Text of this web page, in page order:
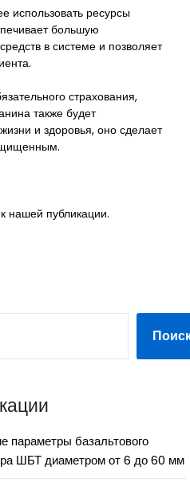
использовать ресурсы
большую
в системе и позволяет
страхования,
также будет
и здоровья, оно сделает
нашей публикации.
параметры базальтового
ШБТ диаметром от 6 до 60 мм